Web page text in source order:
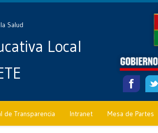
Salud
Local
de Transparencia Intranet Mesa de Partes